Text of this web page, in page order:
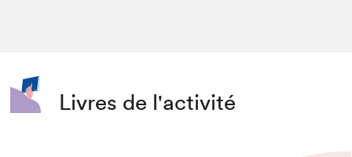
Livres de l'activité